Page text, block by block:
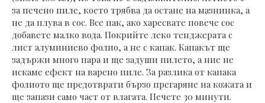
за печено пиле, което трябва да остане на мазнинка, а
не да плува в сос. Все пак, ако харесвате повече сос
добавете малко вода. Покрийте леко тенджерата с
лист алуминиево фолио, а не с капак. Капакът ще
задържи много пара и ще задуши пилето, а ние не
искаме ефект на варено пиле. За разлика от капака
фолиото ще предотврати бързо прегаряне на кожата и
ще запази само част от влагата. Печете 30 минути.